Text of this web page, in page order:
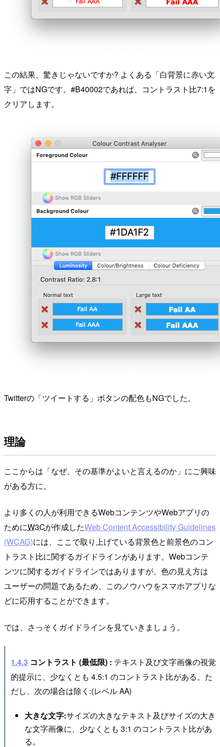
この結果、驚きじゃないですか? よくある「白背景に赤い文
字」ではNGです。 #B40002であれば、コントラスト比7:1を
クリアします。
Twitterの「ツイートする」ボタンの配色もNGでした。
理論
ここからは「なぜ、その基準がよいと言えるのか」にご興味
がある方に。
より多くの人が利用できるWebコンテンツやWebアプリの
ためにW3Cが作成したWeb Content Accessibility Guidelines
(WCAG)には、ここで取り上げている背景色と前景色のコン
トラスト比に関するガイドラインがあります。Webコンテ
ンツに関するガイドラインではありますが、色の見え方は
ユーザーの問題であるため、このノウハウをスマホアプリな
どに応用することができます。
では、さっそくガイドラインを見ていきましょう。
1.4.3 コントラスト (最低限) : テキスト及び文字画像の視覚
的提示に、少なくとも 4.5:1 のコントラスト比がある。た
だし、次の場合は除く:(レベル AA)
大きな文字:サイズの大きなテキスト及びサイズの大き
な文字画像に、少なくとも 3:1 のコントラスト比があ
る。